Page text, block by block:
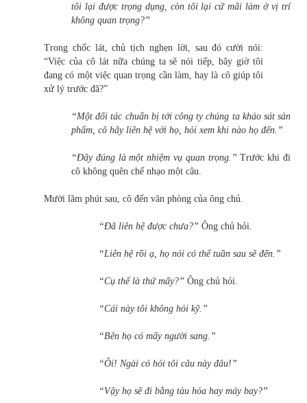
tôi lại được trọng dụng, còn tôi lại cứ mãi làm ở vị trí
không quan trọng?”
Trong chốc lát, chủ tịch nghẹn lời, sau đó cười nói:
“Việc của cô lát nữa chúng ta sẽ nói tiếp, bây giờ tôi
đang có một việc quan trọng cần làm, hay là cô giúp tôi
xử lý trước đã?”
“Một đối tác chuẩn bị tới công ty chúng ta khảo sát sản
phẩm, cô hãy liên hệ với họ, hỏi xem khi nào họ đến.”
“Đây đúng là một nhiệm vụ quan trọng.”Trước khi đi
cô không quên chế nhạo một câu.
Mười lăm phút sau, cô đến văn phòng của ông chủ.
“Đã liên hệ được chưa?” Ông chủ hỏi.
“Liên hệ rồi ạ, họ nói có thể tuần sau sẽ đến.”
“Cụ thể là thứ mấy?” Ông chủ hỏi.
“Cái này tôi không hỏi kỹ.”
“Bên họ có mấy người sang.”
“Ôi! Ngài có hỏi tôi câu này đâu!”
“Vậy họ sẽ đi bằng tàu hỏa hay máy bay?”